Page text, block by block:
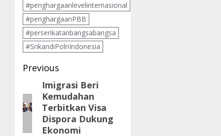
#penghargaanlevelinternasional
#penghargaanPBB
#perserikatanbangsabangsa
#SrikandiPolriIndonesia
Post
navigation
Previous
Previous
post:
Imigrasi Beri
Kemudahan
Terbitkan Visa
Dispora Dukung
Ekonomi